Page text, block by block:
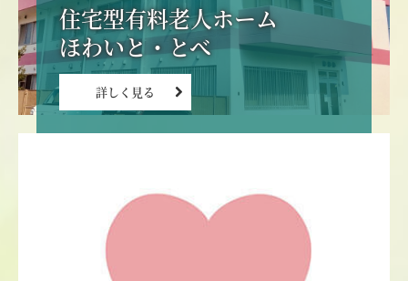
住宅型有料老人ホーム
ほわいと・とべ
詳しく見る